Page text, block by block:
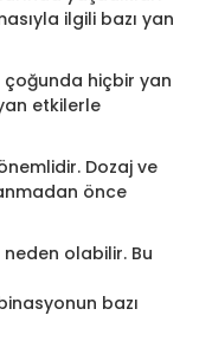
ilgili bazı yan
çoğunda hiçbir yan
etkilerle
Dozaj ve
önce
olabilir. Bu
bazı